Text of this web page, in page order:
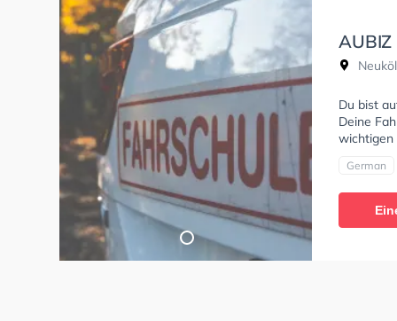
AUBIZ
Du bist
Deine
wichtigen
German